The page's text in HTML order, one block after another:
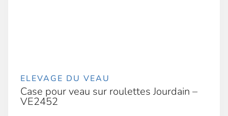
ELEVAGE DU VEAU
Case pour veau sur roulettes Jourdain –
VE2452